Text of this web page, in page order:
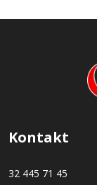
Kontakt
32 445 71 45